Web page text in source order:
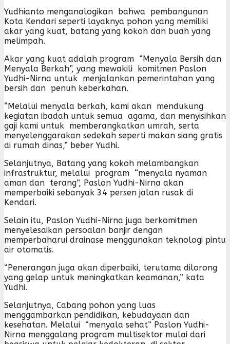
Yudhianto menganalogikan bahwa pembangunan
Kota Kendari seperti layaknya pohon yang memiliki
akar yang kuat, batang yang kokoh dan buah yang
melimpah.
Akar yang kuat adalah program “Menyala Bersih dan
Menyala Berkah”, yang mewakili komitmen Paslon
Yudhi-Nirna untuk menjalankan pemerintahan yang
bersih dan penuh keberkahan.
“Melalui menyala berkah, kami akan mendukung
kegiatan ibadah untuk semua agama, dan menyisihkan
gaji kami untuk memberangkatkan umrah, serta
menyelenggarakan sedekah seperti makan siang gratis
di rumah dinas,” beber Yudhi.
Selanjutnya, Batang yang kokoh melambangkan
infrastruktur, melalui program “menyala nyaman
aman dan terang”, Paslon Yudhi-Nirna akan
memperbaiki sebanyak 34 persen jalan rusak di
Kendari.
Selain itu, Paslon Yudhi-Nirna juga berkomitmen
menyelesaikan persoalan banjir dengan
memperbaharui drainase menggunakan teknologi pintu
air otomatis.
“Penerangan juga akan diperbaiki, terutama dilorong
yang gelap untuk meningkatkan keamanan,” kata
Yudhi.
Selanjutnya, Cabang pohon yang luas
menggambarkan pendidikan, kebudayaan dan
kesehatan. Melalui “menyala sehat” Paslon Yudhi-
Nirna menggalang program multisektor mulai dari